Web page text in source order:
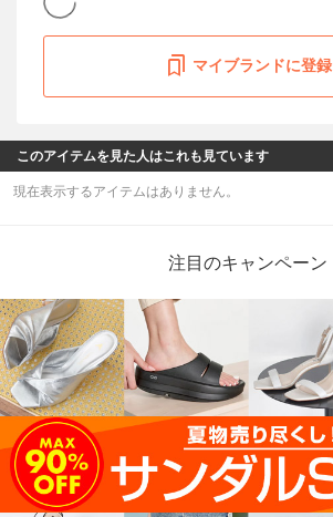
マイブランドに登録
このアイテムを見た人はこれも見ています
現在表示するアイテムはありません。
注目のキャンペーン